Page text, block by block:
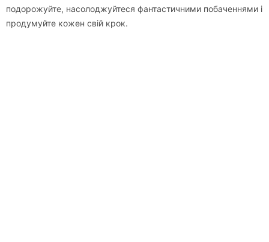
подорожуйте, насолоджуйтеся фантастичними побаченнями і
продумуйте кожен свій крок.